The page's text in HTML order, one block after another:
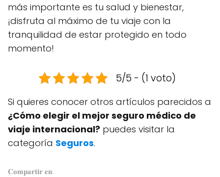
más importante es tu salud y bienestar,
¡disfruta al máximo de tu viaje con la
tranquilidad de estar protegido en todo
momento!
5/5 - (1 voto)
Si quieres conocer otros artículos parecidos a
¿Cómo elegir el mejor seguro médico de
viaje internacional? puedes visitar la
categoría Seguros.
𝐂𝐨𝐦𝐩𝐚𝐫𝐭𝐢𝐫 𝐞𝐧: